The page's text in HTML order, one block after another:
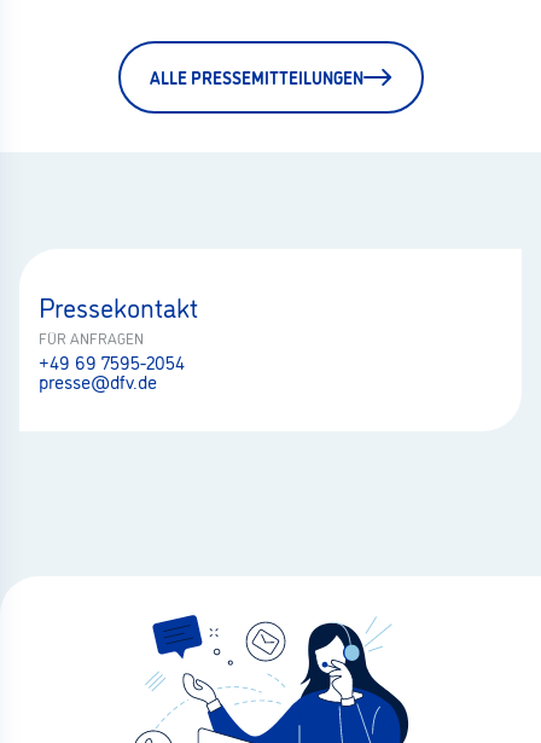
ALLE PRESSEMITTEILUNGEN
Pressekontakt
FÜR ANFRAGEN
+49 69 7595-2054
presse@dfv.de